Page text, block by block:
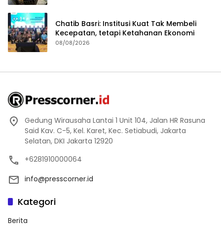
Chatib Basri: Institusi Kuat Tak Membeli
Kecepatan, tetapi Ketahanan Ekonomi
08/08/2026
Gedung Wirausaha Lantai 1 Unit 104, Jalan HR Rasuna
Said Kav. C-5, Kel. Karet, Kec. Setiabudi, Jakarta
Selatan, DKI Jakarta 12920
+6281910000064
info@presscorner.id
Kategori
Berita